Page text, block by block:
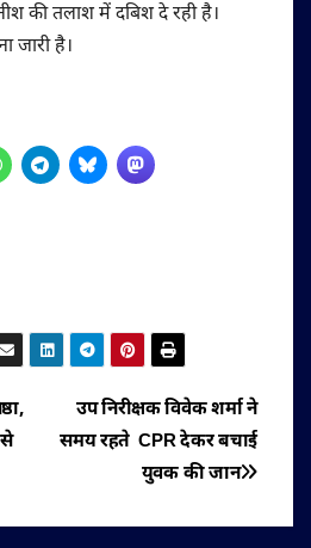
की तलाश में दबिश दे रही है।
जारी है।
उप निरीक्षक विवेक शर्मा ने
समय रहते CPR देकर बचाई
युवक की जान